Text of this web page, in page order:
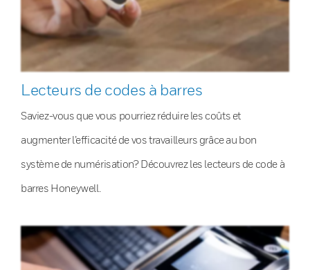
Lecteurs de codes à barres
Saviez-vous que vous pourriez réduire les coûts et
augmenter l’efficacité de vos travailleurs grâce au bon
système de numérisation? Découvrez les lecteurs de code à
barres Honeywell.